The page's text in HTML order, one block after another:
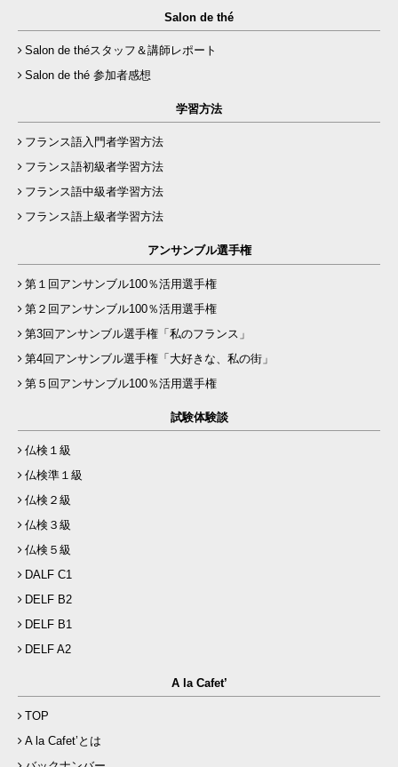
Salon de thé
Salon de théスタッフ＆講師レポート
Salon de thé 参加者感想
学習方法
フランス語入門者学習方法
フランス語初級者学習方法
フランス語中級者学習方法
フランス語上級者学習方法
アンサンブル選手権
第１回アンサンブル100％活用選手権
第２回アンサンブル100％活用選手権
第3回アンサンブル選手権「私のフランス」
第4回アンサンブル選手権「大好きな、私の街」
第５回アンサンブル100％活用選手権
試験体験談
仏検１級
仏検準１級
仏検２級
仏検３級
仏検５級
DALF C1
DELF B2
DELF B1
DELF A2
A la Cafet’
TOP
A la Cafet’とは